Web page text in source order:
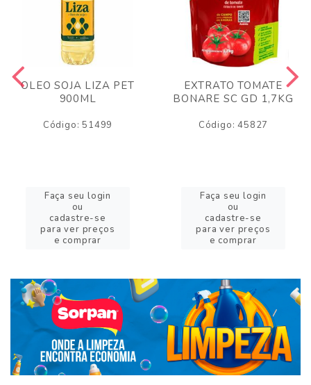
OLEO SOJA LIZA PET
900ML
Código: 51499
Faça seu login
ou
cadastre-se
para ver preços
e comprar
EXTRATO TOMATE
BONARE SC GD 1,7KG
Código: 45827
Faça seu login
ou
cadastre-se
para ver preços
e comprar